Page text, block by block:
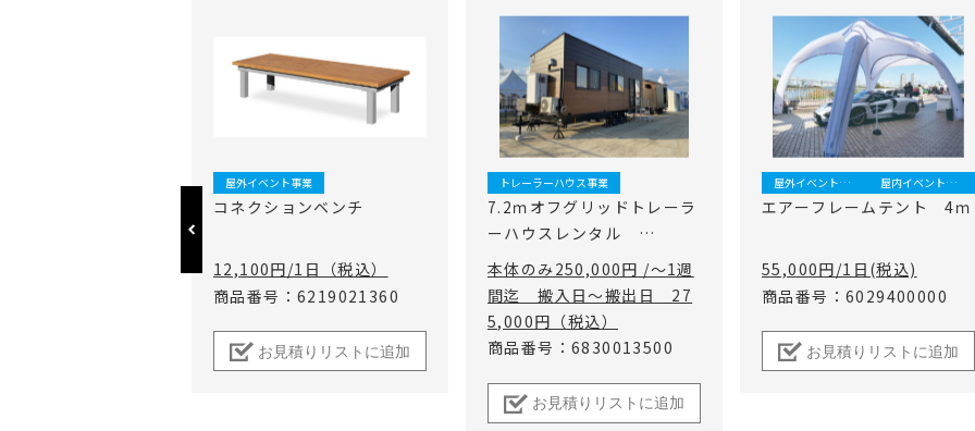
屋外イベント事業
コネクションベンチ
12,100円/1日（税込）
商品番号：6219021360
お見積りリストに追加
トレーラーハウス事業
7.2ｍオフグリッドトレーラ
ーハウスレンタル
7.2ｍロングタイプ(ソーラ
ーパネル、製水器、小型発
電機搭載)
本体のみ250,000円 /～1週
間迄 搬入日～搬出日 27
5,000円（税込）
商品番号：6830013500
お見積りリストに追加
屋外イベント事業 屋内イベント事業
エアーフレームテント 4ｍ
55,000円/1日(税込)
商品番号：6029400000
お見積りリストに追加